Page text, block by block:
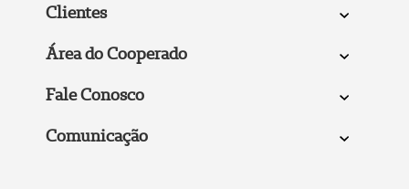
Clientes
Área do Cooperado
Fale Conosco
Comunicação